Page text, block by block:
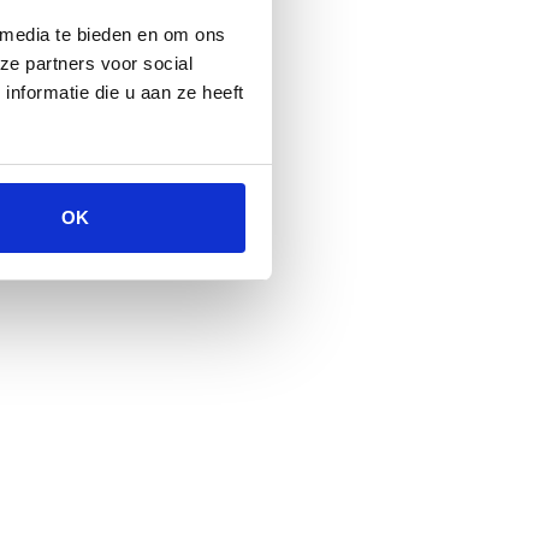
te bieden en om ons
partners voor social
die u aan ze heeft
OK